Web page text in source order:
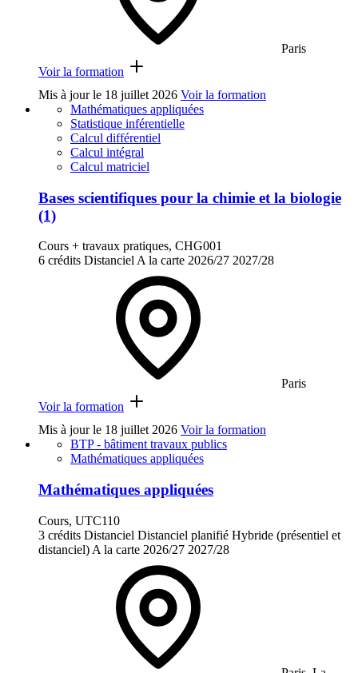
Paris
Voir la formation
Mis à jour le 18 juillet 2026 Voir la formation
Mathématiques appliquées
Statistique inférentielle
Calcul différentiel
Calcul intégral
Calcul matriciel
Bases scientifiques pour la chimie et la biologie
(1)
Cours + travaux pratiques, CHG001
6 crédits Distanciel A la carte 2026/27 2027/28
Paris
Voir la formation
Mis à jour le 18 juillet 2026 Voir la formation
BTP - bâtiment travaux publics
Mathématiques appliquées
Mathématiques appliquées
Cours, UTC110
3 crédits Distanciel Distanciel planifié Hybride (présentiel et
distanciel) A la carte 2026/27 2027/28